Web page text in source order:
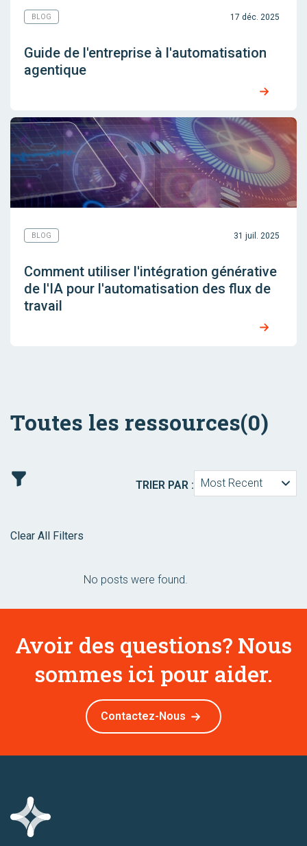
BLOG 17 déc. 2025
Guide de l'entreprise à l'automatisation
agentique
BLOG 31 juil. 2025
Comment utiliser l'intégration générative
de l'IA pour l'automatisation des flux de
travail
Toutes les ressources(0)
TRIER PAR : Most Recent
Clear All Filters
No posts were found.
Avoir des questions? Nous
sommes ici pour aider.
Contactez-Nous